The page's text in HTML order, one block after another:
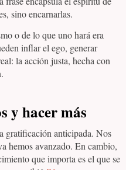
sino encarnarlas.
o de lo que uno hará era
inflar el ego, generar
la acción justa, hecha con
y hacer más
gratificación anticipada. Nos
hemos avanzado. En cambio,
que importa es el que se